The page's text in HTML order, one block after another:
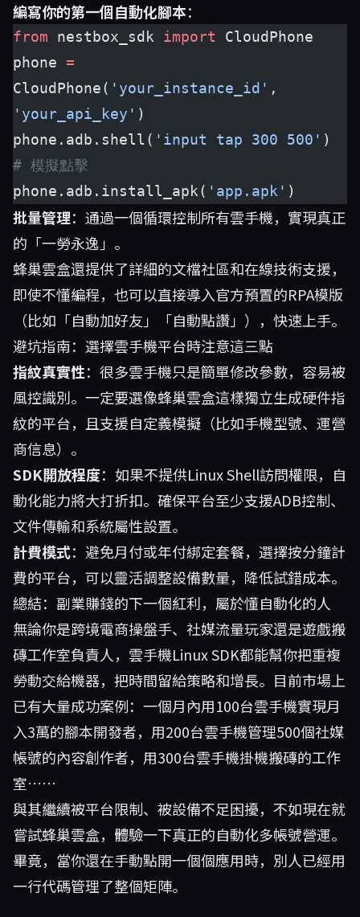
編寫你的第一個自動化腳本：
from nestbox_sdk import CloudPhone
phone =
CloudPhone( 'your_instance_id'
'your_api_key' )
phone.adb.shell( 'input tap 300 500'
# 模擬點擊
phone.adb.install_apk( 'app.apk' )
批量管理：通過一個循環控制所有雲手機，實現真正
的「一勞永逸」。
蜂巢雲盒還提供了詳細的文檔社區和在線技術支援，
即使不懂編程，也可以直接導入官方預置的RPA模版
（比如「自動加好友」「自動點讚」），快速上手。
避坑指南：選擇雲手機平台時注意這三點
指紋真實性：很多雲手機只是簡單修改參數，容易被
風控識別。一定要選像蜂巢雲盒這樣獨立生成硬件指
紋的平台，且支援自定義模擬（比如手機型號、運營
商信息）。
SDK開放程度：如果不提供Linux Shell訪問權限，自
動化能力將大打折扣。確保平台至少支援ADB控制、
文件傳輸和系統屬性設置。
計費模式：避免月付或年付綁定套餐，選擇按分鐘計
費的平台，可以靈活調整設備數量，降低試錯成本。
總結：副業賺錢的下一個紅利，屬於懂自動化的人
無論你是跨境電商操盤手、社媒流量玩家還是遊戲搬
磚工作室負責人，雲手機Linux SDK都能幫你把重複
勞動交給機器，把時間留給策略和增長。目前市場上
已有大量成功案例：一個月內用100台雲手機實現月
入3萬的腳本開發者，用200台雲手機管理500個社媒
帳號的內容創作者，用300台雲手機掛機搬磚的工作
室……
與其繼續被平台限制、被設備不足困擾，不如現在就
嘗試蜂巢雲盒，體驗一下真正的自動化多帳號營運。
畢竟，當你還在手動點開一個個應用時，別人已經用
一行代碼管理了整個矩陣。